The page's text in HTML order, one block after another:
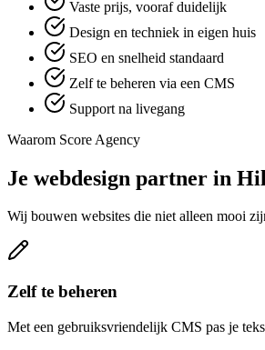
Vaste prijs, vooraf duidelijk
Design en techniek in eigen huis
SEO en snelheid standaard
Zelf te beheren via een CMS
Support na livegang
Waarom Score Agency
Je webdesign partner in
Wij bouwen websites die niet alleen mooi
Zelf te beheren
Met een gebruiksvriendelijk CMS pas je